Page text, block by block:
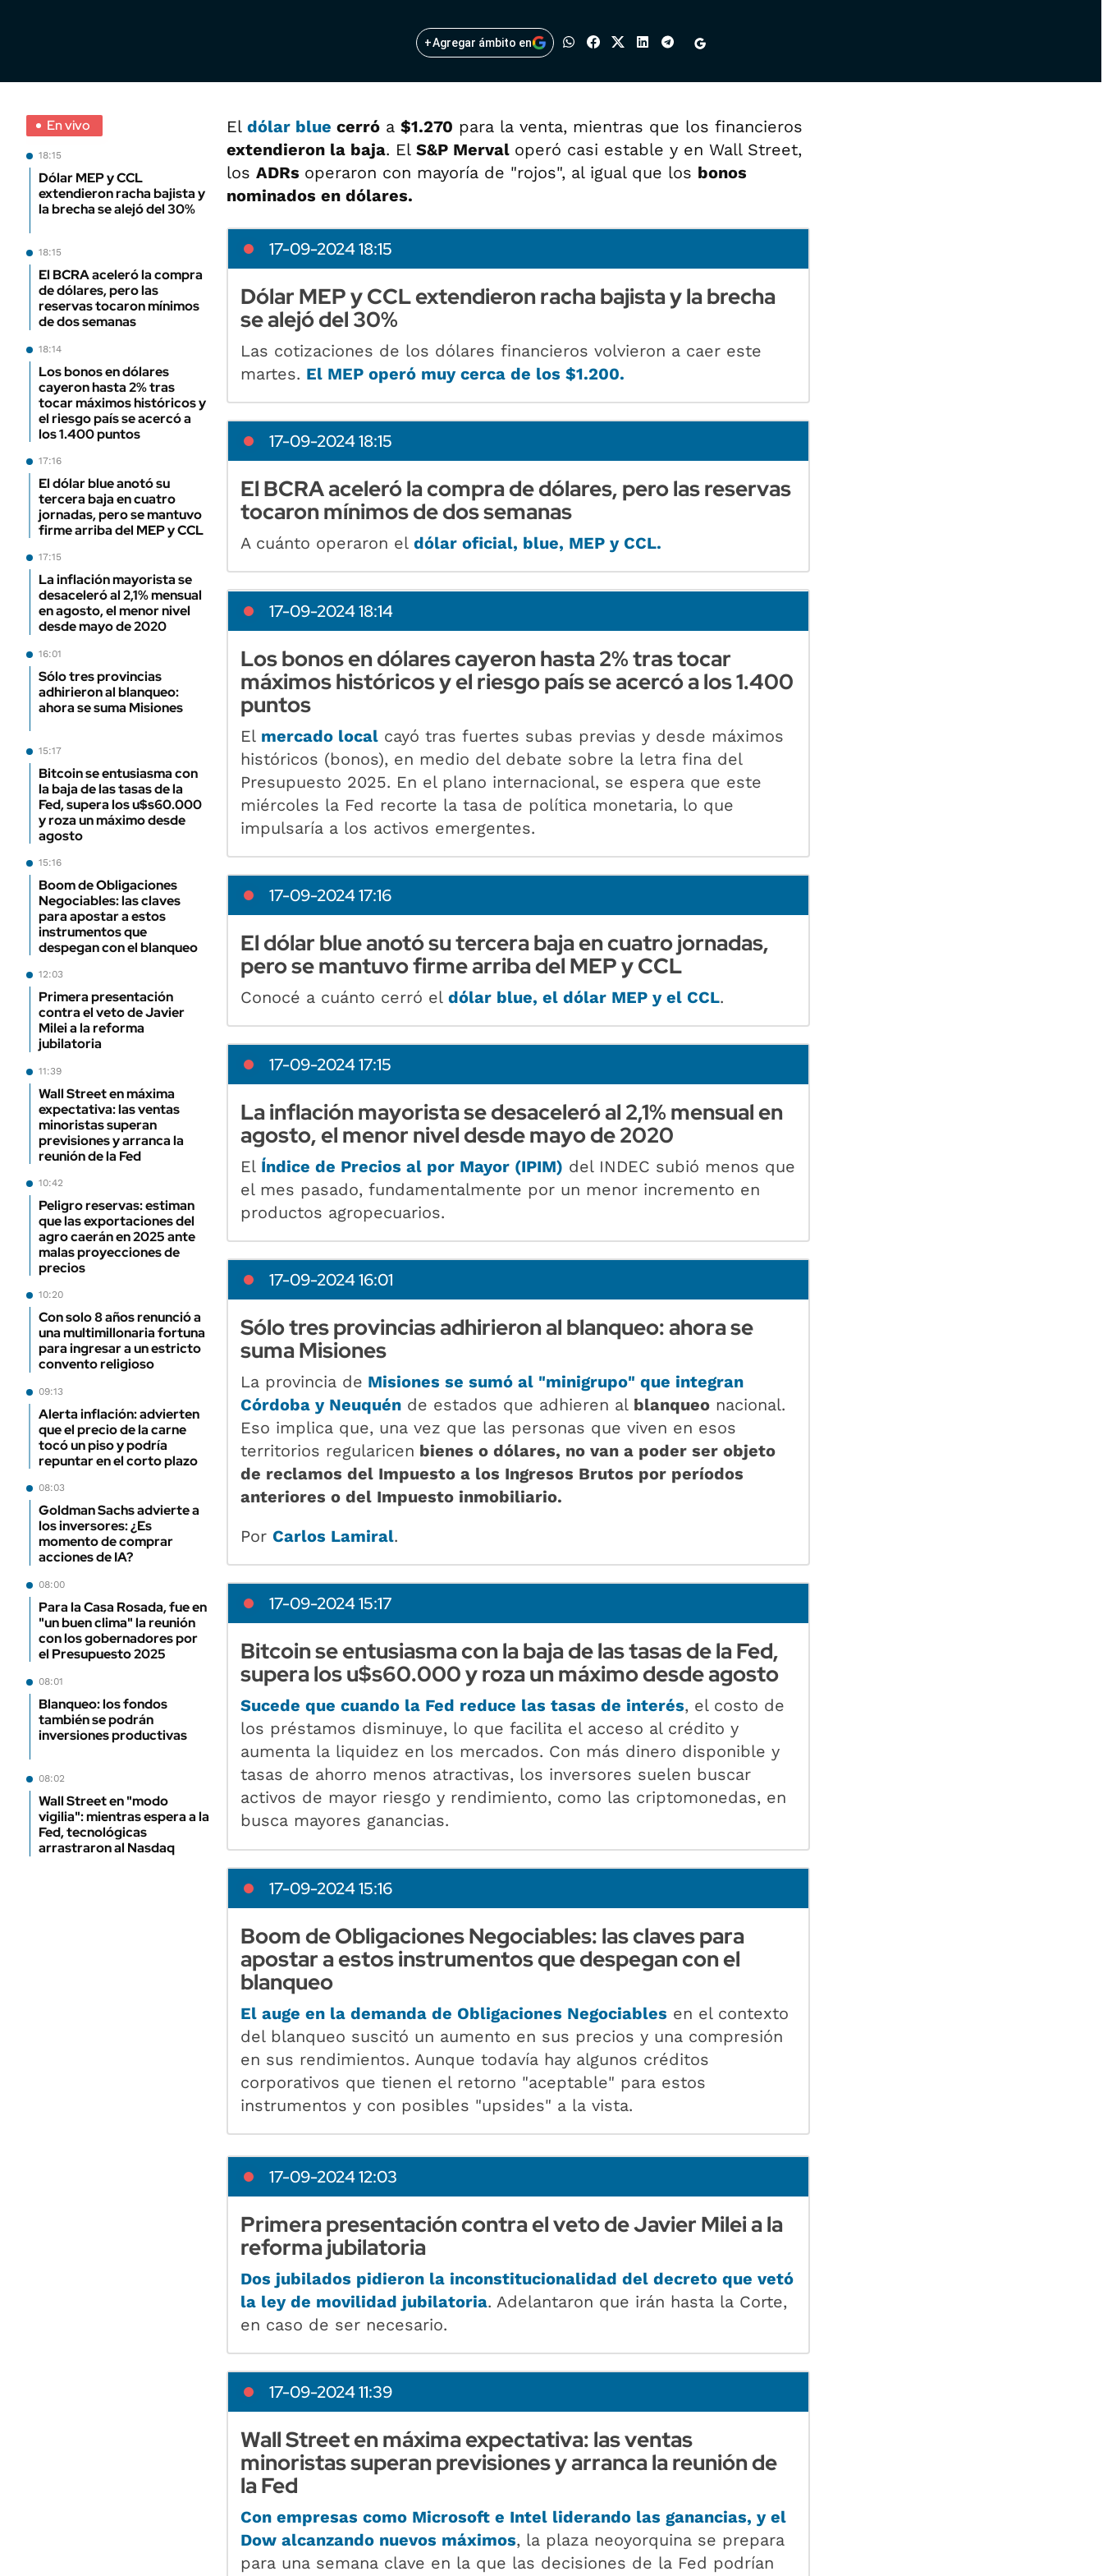
+Agregar ámbito en
En vivo
18:15
Dólar MEP y CCL
extendieron racha bajista y
la brecha se alejó del 30%
18:15
El BCRA aceleró la compra
de dólares, pero las
reservas tocaron mínimos
de dos semanas
18:14
Los bonos en dólares
cayeron hasta 2% tras
tocar máximos históricos y
el riesgo país se acercó a
los 1.400 puntos
17:16
El dólar blue anotó su
tercera baja en cuatro
jornadas, pero se mantuvo
firme arriba del MEP y CCL
17:15
La inflación mayorista se
desaceleró al 2,1% mensual
en agosto, el menor nivel
desde mayo de 2020
16:01
Sólo tres provincias
adhirieron al blanqueo:
ahora se suma Misiones
15:17
Bitcoin se entusiasma con
la baja de las tasas de la
Fed, supera los u$s60.000
y roza un máximo desde
agosto
15:16
Boom de Obligaciones
Negociables: las claves
para apostar a estos
instrumentos que
despegan con el blanqueo
12:03
Primera presentación
contra el veto de Javier
Milei a la reforma
jubilatoria
11:39
Wall Street en máxima
expectativa: las ventas
minoristas superan
previsiones y arranca la
reunión de la Fed
10:42
Peligro reservas: estiman
que las exportaciones del
agro caerán en 2025 ante
malas proyecciones de
precios
10:20
Con solo 8 años renunció a
una multimillonaria fortuna
para ingresar a un estricto
convento religioso
09:13
Alerta inflación: advierten
que el precio de la carne
tocó un piso y podría
repuntar en el corto plazo
08:03
Goldman Sachs advierte a
los inversores: ¿Es
momento de comprar
acciones de IA?
08:00
Para la Casa Rosada, fue en
"un buen clima" la reunión
con los gobernadores por
el Presupuesto 2025
08:01
Blanqueo: los fondos
también se podrán
inversiones productivas
08:02
Wall Street en "modo
vigilia": mientras espera a la
Fed, tecnológicas
arrastraron al Nasdaq
El dólar blue cerróa $1.270 para la venta, mientras que los financieros
extendieron la baja. ElS&P Merval operó casi estable y en Wall Street,
los ADRs operaron con mayoría de "rojos", al igual que los bonos
nominados en dólares.
17-09-2024 18:15
Dólar MEP y CCL extendieron racha bajista y la brecha
se alejó del 30%
Las cotizaciones de los dólares financieros volvieron a caer este
martes. El MEP operó muy cerca de los $1.200.
17-09-2024 18:15
El BCRA aceleró la compra de dólares, pero las reservas
tocaron mínimos de dos semanas
A cuánto operaron el dólar oficial, blue, MEP y CCL.
17-09-2024 18:14
Los bonos en dólares cayeron hasta 2% tras tocar
máximos históricos y el riesgo país se acercó a los 1.400
puntos
El mercado localcayó tras fuertes subas previas y desde máximos
históricos (bonos), en medio del debate sobre la letra fina del
Presupuesto 2025. En el plano internacional, se espera que este
miércoles la Fed recorte la tasa de política monetaria, lo que
impulsaría a los activos emergentes.
17-09-2024 17:16
El dólar blue anotó su tercera baja en cuatro jornadas,
pero se mantuvo firme arriba del MEP y CCL
Conocé a cuánto cerró el dólar blue, el dólar MEP y el CCL.
17-09-2024 17:15
La inflación mayorista se desaceleró al 2,1% mensual en
agosto, el menor nivel desde mayo de 2020
El Índice de Precios al por Mayor (IPIM) del INDEC subió menos que
el mes pasado, fundamentalmente por un menor incremento en
productos agropecuarios.
17-09-2024 16:01
Sólo tres provincias adhirieron al blanqueo: ahora se
suma Misiones
La provincia de Misiones se sumó al "minigrupo" que integran
Córdoba y Neuquénde estados que adhieren alblanqueonacional.
Eso implica que, una vez que las personas que viven en esos
territorios regularicen bienes o dólares, no van a poder ser objeto
de reclamos del Impuesto a los Ingresos Brutos por períodos
anteriores o del Impuesto inmobiliario.
Por Carlos Lamiral.
17-09-2024 15:17
Bitcoin se entusiasma con la baja de las tasas de la Fed,
supera los u$s60.000 y roza un máximo desde agosto
Sucede que cuando la Fed reduce las tasas de interés, el costo de
los préstamos disminuye, lo que facilita el acceso al crédito y
aumenta la liquidez en los mercados. Con más dinero disponible y
tasas de ahorro menos atractivas, los inversores suelen buscar
activos de mayor riesgo y rendimiento, como las criptomonedas, en
busca mayores ganancias.
17-09-2024 15:16
Boom de Obligaciones Negociables: las claves para
apostar a estos instrumentos que despegan con el
blanqueo
El auge en la demanda de Obligaciones Negociables en el contexto
del blanqueo suscitó un aumento en sus precios y una compresión
en sus rendimientos. Aunque todavía hay algunos créditos
corporativos que tienen el retorno "aceptable" para estos
instrumentos y con posibles "upsides" a la vista.
17-09-2024 12:03
Primera presentación contra el veto de Javier Milei a la
reforma jubilatoria
Dos jubilados pidieron la inconstitucionalidad del decreto que vetó
la ley de movilidad jubilatoria. Adelantaron que irán hasta la Corte,
en caso de ser necesario.
17-09-2024 11:39
Wall Street en máxima expectativa: las ventas
minoristas superan previsiones y arranca la reunión de
la Fed
Con empresas como Microsoft e Intel liderando las ganancias, y el
Dow alcanzando nuevos máximos, la plaza neoyorquina se prepara
para una semana clave en la que las decisiones de la Fed podrían